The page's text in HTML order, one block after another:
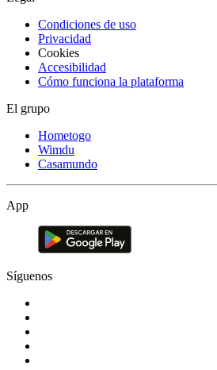
Condiciones de uso
Privacidad
Cookies
Accesibilidad
Cómo funciona la plataforma
El grupo
Hometogo
Wimdu
Casamundo
App
Síguenos